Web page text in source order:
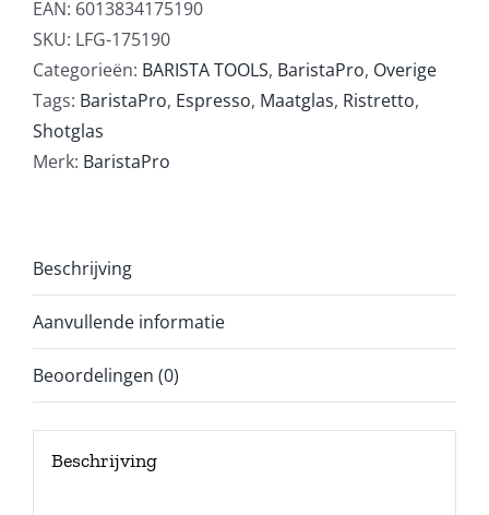
EAN: 6013834175190
SKU: LFG-175190
Categorieën: BARISTA TOOLS, BaristaPro, Overige
Tags: BaristaPro, Espresso, Maatglas, Ristretto,
Shotglas
Merk: BaristaPro
Beschrijving
Aanvullende informatie
Beoordelingen (0)
Beschrijving